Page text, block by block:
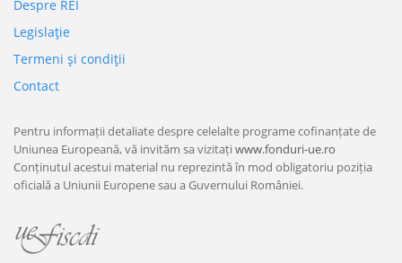
Despre REI
Legislaţie
Termeni şi condiţii
Contact
Pentru informații detaliate despre celelalte programe cofinanțate de
Uniunea Europeană, vă invităm sa vizitațiwww.fonduri-ue.ro
Conținutul acestui material nu reprezintă în mod obligatoriu poziția
oficială a Uniunii Europene sau a Guvernului României.